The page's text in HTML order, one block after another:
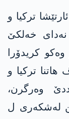
ترکیا و
خەلکێ
کریدۆرا
ترکیا و
وەرگرن،
لەشکەری ل